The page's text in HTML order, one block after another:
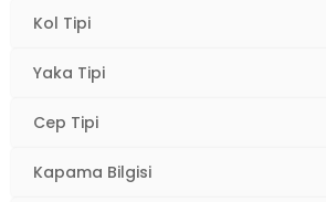
Kapama Şekli:
Kol Tipi:Uzun Kol
Cep Tipi:
Kalınlık:Kalın
Kol Tipi
Yaka Tipi
Cep Tipi
Kapama Bilgisi